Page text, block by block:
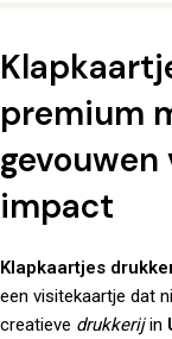
premium
impact
Klapkaartjes
een visitekaartje dat
creatieve drukkerijin